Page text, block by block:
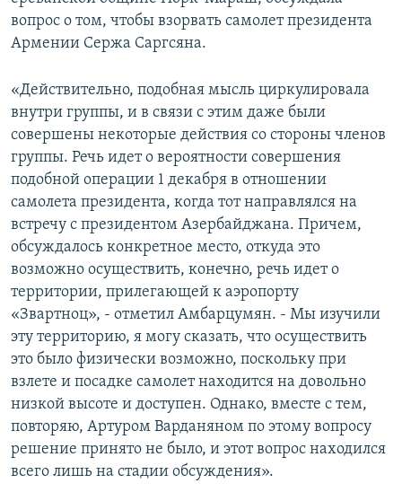
вопрос о том, чтобы взорвать самолет президента
Армении Сержа Саргсяна.
«Действительно, подобная мысль циркулировала
внутри группы, и в связи с этим даже были
совершены некоторые действия со стороны членов
группы. Речь идет о вероятности совершения
подобной операции 1 декабря в отношении
самолета президента, когда тот направлялся на
встречу с президентом Азербайджана. Причем,
обсуждалось конкретное место, откуда это
возможно осуществить, конечно, речь идет о
территории, прилегающей к аэропорту
«Звартноц», - отметил Амбарцумян. - Мы изучили
эту территорию, я могу сказать, что осуществить
это было физически возможно, поскольку при
взлете и посадке самолет находится на довольно
низкой высоте и доступен. Однако, вместе с тем,
повторяю, Артуром Варданяном по этому вопросу
решение принято не было, и этот вопрос находился
всего лишь на стадии обсуждения».